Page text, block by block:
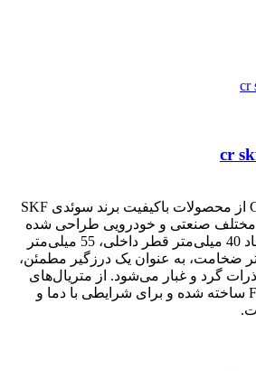
کاسه نمد CR SKF 40557 از محصولات باکیفیت برند سوئدی SKF
مختلف صنعتی و خودرویی طراحی شده
است. این کاسه نمد با ابعاد 40 میلی‌متر قطر داخلی، 55 میلی‌متر
و 7 میلی‌متر ضخامت، به عنوان یک درزگیر مطمئن،
گرد و غبار می‌شود. از متریال‌های
مقاوم مانند NBR یا FKM ساخته شده و برای شرایطی با دما و